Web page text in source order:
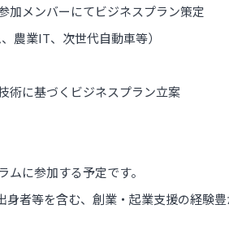
メンバーにてビジネスプラン策定
農業IT、次世代自動車等）
術に基づくビジネスプラン立案
に参加する予定です。
者等を含む、創業・起業支援の経験